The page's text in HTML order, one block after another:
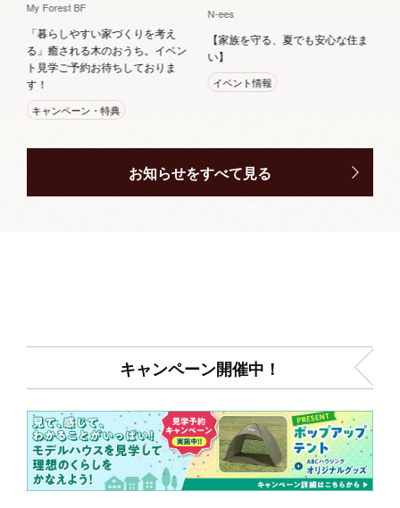
My Forest BF
「暮らしやすい家づくりを考え
る」癒される木のおうち。イベン
ト見学ご予約お待ちしておりま
す！
キャンペーン・特典
N-ees
【家族を守る、夏でも安心な住ま
い】
イベント情報
お知らせをすべて見る
キャンペーン開催中！